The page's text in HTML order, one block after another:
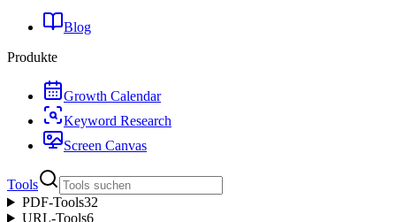
Blog
Produkte
Growth Calendar
Keyword Research
Screen Canvas
Tools
PDF-Tools32
URL-Tools6